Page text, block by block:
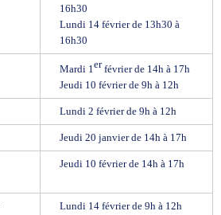
16h30
Lundi 14 février de 13h30 à
16h30
Mardi 1 er février de 14h à 17h
Jeudi 10 février de 9h à 12h
Lundi 2 février de 9h à 12h
Jeudi 20 janvier de 14h à 17h
Jeudi 10 février de 14h à 17h
Lundi 14 février de 9h à 12h